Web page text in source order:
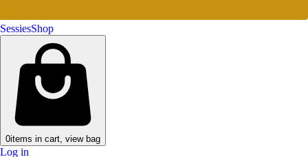
SessiesShop
0items in cart, view bag
Log in